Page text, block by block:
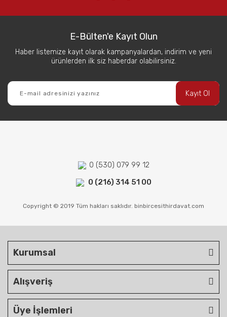
E-Bülten'e Kayıt Olun
Haber listemize kayıt olarak kampanyalardan, indirim ve yeni
ürünlerden ilk siz haberdar olabilirsiniz.
Kayıt Ol
0 (530) 079 99 12
0 (216) 314 51 00
Copyright © 2019 Tüm hakları saklıdır. binbircesithirdavat.com
Kurumsal
Alışveriş
Üye İşlemleri